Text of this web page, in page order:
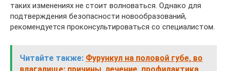
таких изменениях не стоит волноваться. Однако для
подтверждения безопасности новообразований,
рекомендуется проконсультироваться со специалистом.
Читайте также: Фурункул на половой губе, во
влагалище: причины, лечение, профилактика